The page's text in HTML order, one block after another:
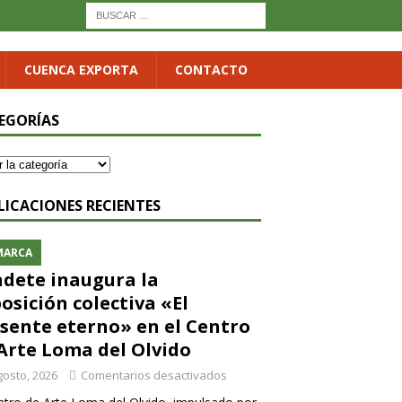
CUENCA EXPORTA CONTACTO
RECIENTES
inaugura la
colectiva «El
eterno» en el Centro
Loma del Olvido
2026 Comentarios desactivados